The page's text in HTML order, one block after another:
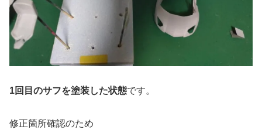
1回目のサフを塗装した状態です。
修正箇所確認のため